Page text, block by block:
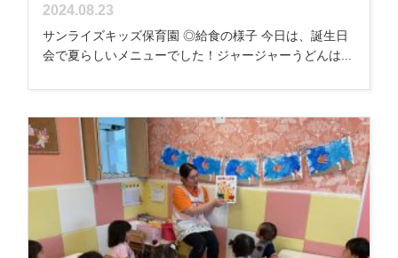
2024.08.23
サンライズキッズ保育園 ◎給食の様子 今日は、誕生日
会で夏らしいメニューでした！ジャージャーうどんは...